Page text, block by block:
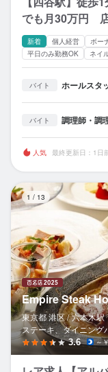
でも月30万円
新着 個人経営 ボー
平日のみ勤務OK
ネイ
バイト ホールスタ
バイト 調理師・調
人気 最終更新日：1日
1 / 13
Empire Steak
東京都 港区 / 六本木駅
ステーキ、ダイニング
3.6 ～